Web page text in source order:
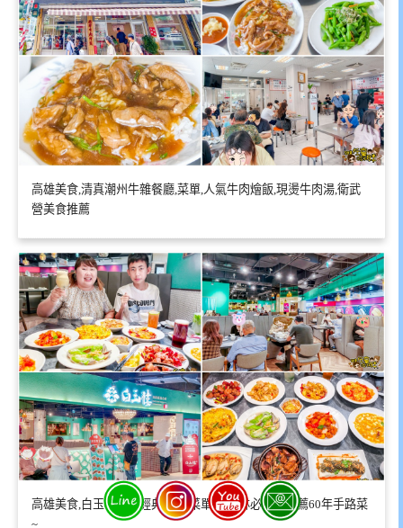
高雄美食,清真潮州牛雜餐廳,菜單,人氣牛肉燴飯,現燙牛肉湯,衛武
營美食推薦
高雄美食,白玉樓新譯經典台菜,菜單,米其林必比登推薦60年手路菜
~